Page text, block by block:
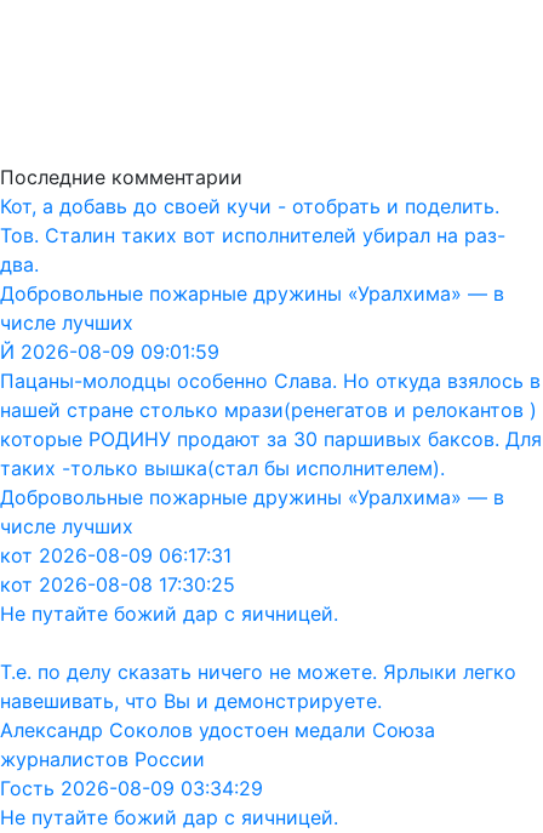
Последние комментарии
Кот, а добавь до своей кучи - отобрать и поделить.
Тов. Сталин таких вот исполнителей убирал на раз-
два.
Добровольные пожарные дружины «Уралхима» — в
числе лучших
Й 2026-08-09 09:01:59
Пацаны-молодцы особенно Слава. Но откуда взялось в
нашей стране столько мрази(ренегатов и релокантов )
которые РОДИНУ продают за 30 паршивых баксов. Для
таких -только вышка(стал бы исполнителем).
Добровольные пожарные дружины «Уралхима» — в
числе лучших
кот 2026-08-09 06:17:31
кот 2026-08-08 17:30:25
Не путайте божий дар с яичницей.
Т.е. по делу сказать ничего не можете. Ярлыки легко
навешивать, что Вы и демонстрируете.
Александр Соколов удостоен медали Союза
журналистов России
Гость 2026-08-09 03:34:29
Не путайте божий дар с яичницей.